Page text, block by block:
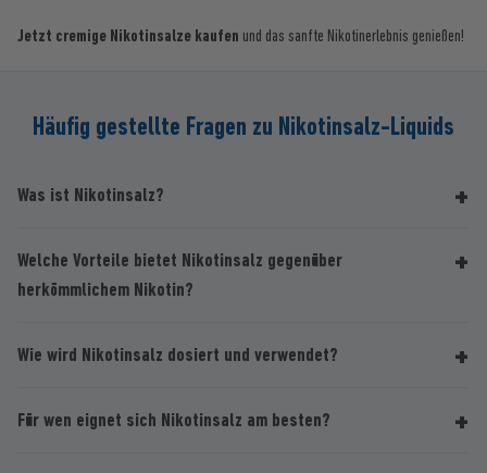
Jetzt cremige Nikotinsalze kaufen und das sanfte Nikotinerlebnis genießen!
Häufig gestellte Fragen zu Nikotinsalz-Liquids
Was ist Nikotinsalz?
Welche Vorteile bietet Nikotinsalz gegenüber
herkömmlichem Nikotin?
Wie wird Nikotinsalz dosiert und verwendet?
Für wen eignet sich Nikotinsalz am besten?